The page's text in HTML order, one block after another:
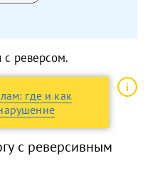
с реверсом.
где и как
с реверсивным